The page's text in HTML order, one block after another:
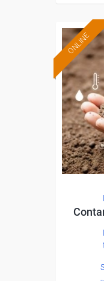
ONLINE